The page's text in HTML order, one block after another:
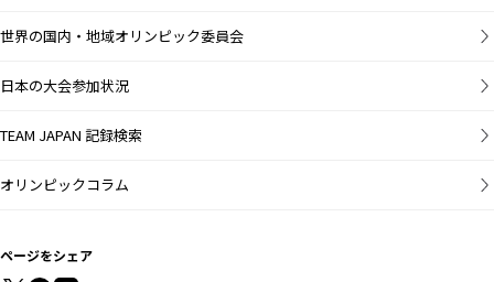
世界の国内・地域オリンピック委員会
日本の大会参加状況
TEAM JAPAN 記録検索
オリンピックコラム
ページをシェア